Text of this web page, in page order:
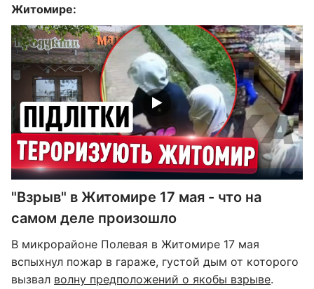
Житомире:
"Взрыв" в Житомире 17 мая - что на
самом деле произошло
В микрорайоне Полевая в Житомире 17 мая
вспыхнул пожар в гараже, густой дым от которого
вызвал волну предположений о якобы взрыве.